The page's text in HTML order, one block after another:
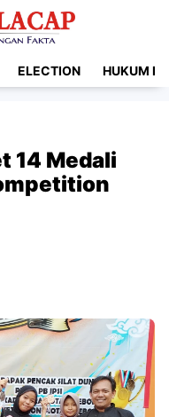
ELECTION HUKUM
14 Medali